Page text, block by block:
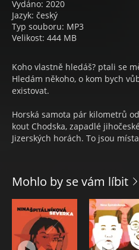
Vydáno: 2020
Jazyk: český
Typ souboru: MP3
Velikost: 444 MB
Koho vlastně hledáš? ptali se
Hledám někoho, o kom bych
existovat.
Horská samota pár kilometrů
kout Chodska, zapadlé
Jizerských horách. To jsou
autor audioknižního
až do krajnosti je poselstvím o
podob. Od přátelství se zvířaty
až po skromný, utajený život
nebo kočování ve starém
Devět hereckých osobností v
Čech a Moravy, ve kterých
Mohlo by se vám líbit